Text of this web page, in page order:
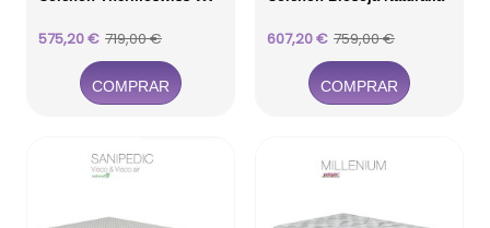
Precio
575,20 €Precio
base
719,00 €
COMPRAR
Precio
607,20 €Precio
base
759,00 €
COMPRAR